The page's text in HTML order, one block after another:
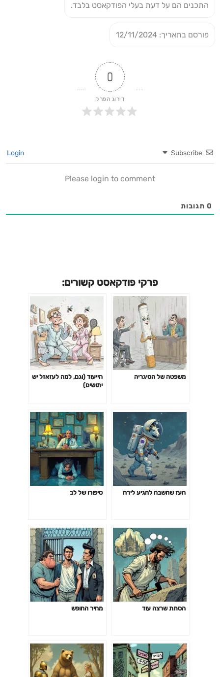
התכנים הם על דעת בעלי הפודקאסט בלבד.
פורסם בתאריך: 12/11/2024
0
דירוג הפרק
Subscribe
Please login to comment
0 תגובות
פרקי פודקאסט קשורים:
משפטה של הסיגריה
הייעוד (וגם, למה לעזאזל יש
יתושים)
העז שחשבה להגיע לירח סיפורו של לב
הסתת שרצה עוד מחיר החופש